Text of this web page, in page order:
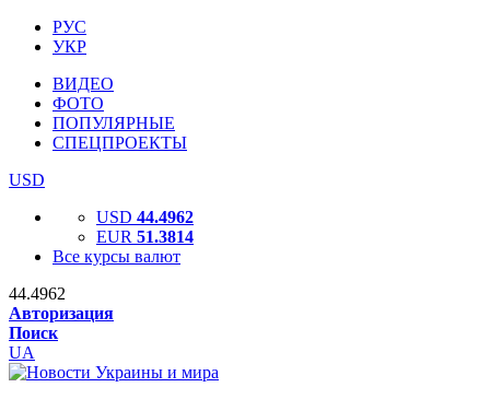
РУС
УКР
ВИДЕО
ФОТО
ПОПУЛЯРНЫЕ
СПЕЦПРОЕКТЫ
USD
USD 44.4962
EUR 51.3814
Все курсы валют
44.4962
Авторизация
Поиск
UA